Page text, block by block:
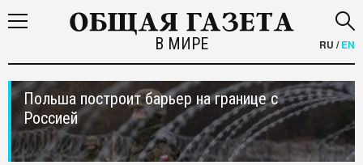
В МИРЕ RU /EN
Польша построит барьер на границе с
Россией